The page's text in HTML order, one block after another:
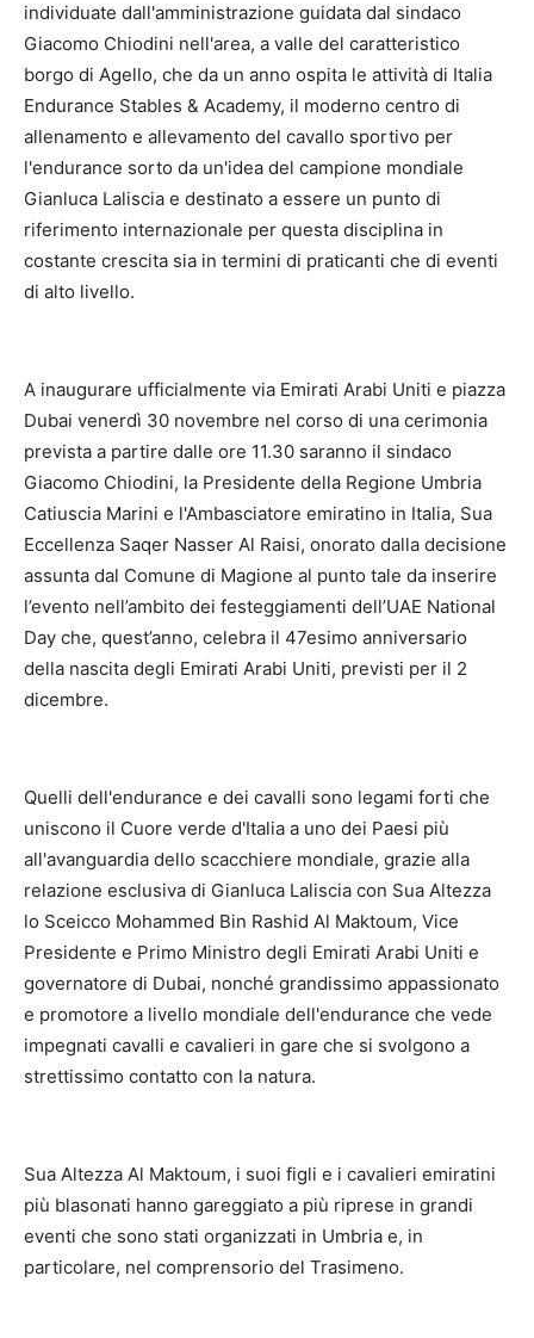
individuate dall'amministrazione guidata dal sindaco
Giacomo Chiodini nell'area, a valle del caratteristico
borgo di Agello, che da un anno ospita le attività di Italia
Endurance Stables & Academy, il moderno centro di
allenamento e allevamento del cavallo sportivo per
l'endurance sorto da un'idea del campione mondiale
Gianluca Laliscia e destinato a essere un punto di
riferimento internazionale per questa disciplina in
costante crescita sia in termini di praticanti che di eventi
di alto livello.
A inaugurare ufficialmente via Emirati Arabi Uniti e piazza
Dubai venerdì 30 novembre nel corso di una cerimonia
prevista a partire dalle ore 11.30 saranno il sindaco
Giacomo Chiodini, la Presidente della Regione Umbria
Catiuscia Marini e l'Ambasciatore emiratino in Italia, Sua
Eccellenza Saqer Nasser Al Raisi, onorato dalla decisione
assunta dal Comune di Magione al punto tale da inserire
l’evento nell’ambito dei festeggiamenti dell’UAE National
Day che, quest’anno, celebra il 47esimo anniversario
della nascita degli Emirati Arabi Uniti, previsti per il 2
dicembre.
Quelli dell'endurance e dei cavalli sono legami forti che
uniscono il Cuore verde d'Italia a uno dei Paesi più
all'avanguardia dello scacchiere mondiale, grazie alla
relazione esclusiva di Gianluca Laliscia con Sua Altezza
lo Sceicco Mohammed Bin Rashid Al Maktoum, Vice
Presidente e Primo Ministro degli Emirati Arabi Uniti e
governatore di Dubai, nonché grandissimo appassionato
e promotore a livello mondiale dell'endurance che vede
impegnati cavalli e cavalieri in gare che si svolgono a
strettissimo contatto con la natura.
Sua Altezza Al Maktoum, i suoi figli e i cavalieri emiratini
più blasonati hanno gareggiato a più riprese in grandi
eventi che sono stati organizzati in Umbria e, in
particolare, nel comprensorio del Trasimeno.